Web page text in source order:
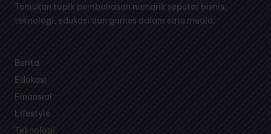
Temukan topik pembahasan menarik seputar bisnis,
teknologi, edukasi dan games dalam satu media.
Berita
Edukasi
Finansial
Lifestyle
Teknologi